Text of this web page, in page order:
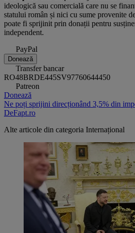
ideologică sau comercială care nu se
statului român și nici cu sume provenite
poate fi sprijinit prin donații pentru
independent.
PayPal
Donează
Transfer bancar
RO48BRDE445SV97760644450
Patreon
Donează
Ne poți sprijini direcționând 3,5% din
DeFapt.ro
Alte articole din categoria Internațional